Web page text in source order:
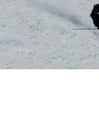
que vous n'avez